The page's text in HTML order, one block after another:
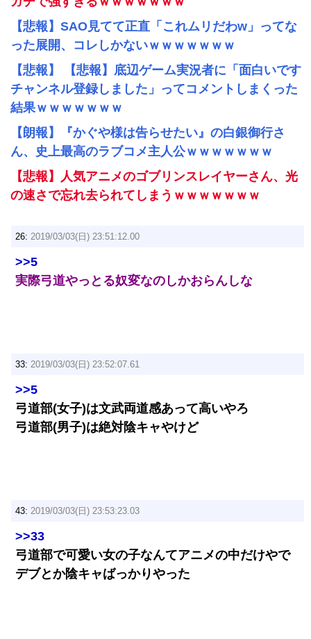
【悲報】SAO見てて正直「これムリだわw」ってな
った展開、コレしかないｗｗｗｗｗｗｗ
【悲報】 【悲報】底辺ゲーム実況者に「面白いです
チャンネル登録しました」ってコメントしまくった
結果ｗｗｗｗｗｗｗ
【朗報】『かぐや様は告らせたい』の白銀御行さ
ん、史上最高のラブコメ主人公ｗｗｗｗｗｗｗ
【悲報】人気アニメのゴブリンスレイヤーさん、光
の速さで忘れ去られてしまうｗｗｗｗｗｗｗ
26: 2019/03/03(日) 23:51:12.00
>>5
実際弓道やっとる奴変なのしかおらんしな
33: 2019/03/03(日) 23:52:07.61
>>5
弓道部(女子)は文武両道感あって高いやろ
弓道部(男子)は絶対陰キャやけど
43: 2019/03/03(日) 23:53:23.03
>>33
弓道部で可愛い女の子なんてアニメの中だけやで
デブとか陰キャばっかりやった